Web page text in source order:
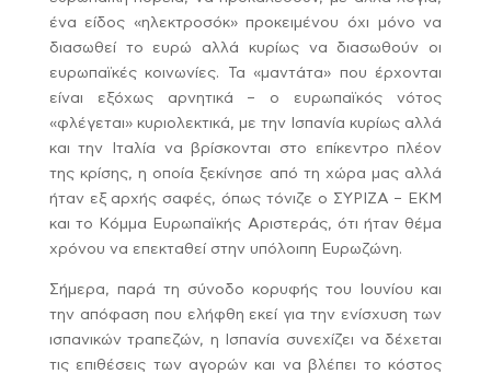
ένα είδος «ηλεκτροσόκ» προκειμένου όχι μόνο να
διασωθεί το ευρώ αλλά κυρίως να διασωθούν οι
ευρωπαϊκές κοινωνίες. Τα «μαντάτα» που έρχονται
είναι εξόχως αρνητικά – ο ευρωπαϊκός νότος
«φλέγεται» κυριολεκτικά, με την Ισπανία κυρίως αλλά
και την Ιταλία να βρίσκονται στο επίκεντρο πλέον
της κρίσης, η οποία ξεκίνησε από τη χώρα μας αλλά
ήταν εξ αρχής σαφές, όπως τόνιζε ο ΣΥΡΙΖΑ – ΕΚΜ
και το Κόμμα Ευρωπαϊκής Αριστεράς, ότι ήταν θέμα
χρόνου να επεκταθεί στην υπόλοιπη Ευρωζώνη.
Σήμερα, παρά τη σύνοδο κορυφής του Ιουνίου και
την απόφαση που ελήφθη εκεί για την ενίσχυση των
ισπανικών τραπεζών, η Ισπανία συνεχίζει να δέχεται
τις επιθέσεις των αγορών και να βλέπει το κόστος